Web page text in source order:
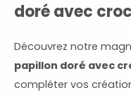
doré avec
Découvrez notre
papillon doré avec
compléter vos